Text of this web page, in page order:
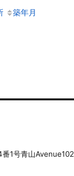
築年月
1号青山Avenue102